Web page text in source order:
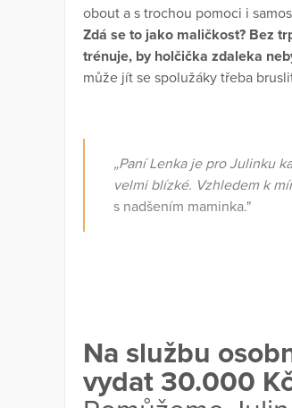
obout a s trochou pomoci i
Zdá se to jako maličkost? Bez
trénuje, by holčička zdaleka
může jít se spolužáky třeba
„Paní Lenka je pro Julinku
velmi blízké. Vzhledem k
s nadšením maminka."
Na službu
vydat 30.000